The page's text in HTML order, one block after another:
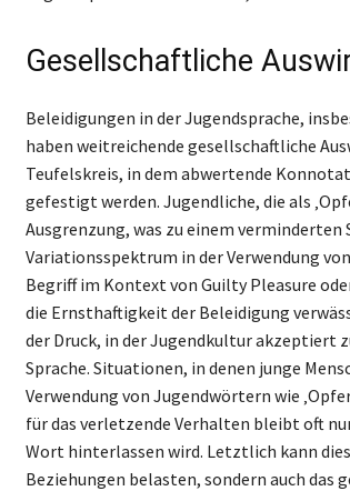
Gesellschaftliche
Beleidigungen in der Jugendsprache,
haben weitreichende gesellschaftliche
Teufelskreis, in dem abwertende
gefestigt werden. Jugendliche, die als
Ausgrenzung, was zu einem
Variationsspektrum in der Verwendung
Begriff im Kontext von Guilty Pleasure
die Ernsthaftigkeit der Beleidigung
der Druck, in der Jugendkultur akzeptiert
Sprache. Situationen, in denen junge
Verwendung von Jugendwörtern wie
für das verletzende Verhalten bleibt oft
Wort hinterlassen wird. Letztlich kann
Beziehungen belasten, sondern auch